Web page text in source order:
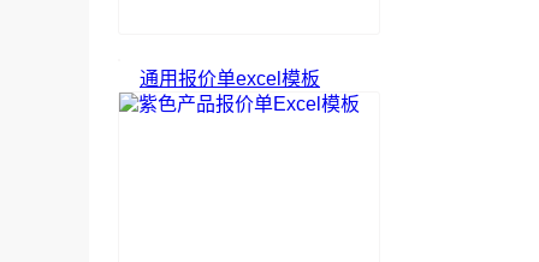
通用报价单excel模板